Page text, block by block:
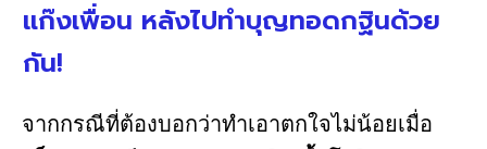
แก๊งเพื่อน หลังไปทำบุญทอดกฐินด้วย
กัน!
จากกรณีที่ต้องบอกว่าทำเอาตกใจไม่น้อยเมื่อ